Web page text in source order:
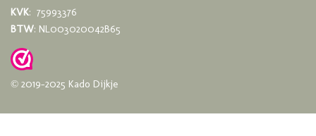
KVK: 75993376
BTW: NL003020042B65
© 2019-2025 Kado Dijkje